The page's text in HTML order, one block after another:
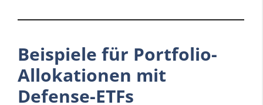
Beispiele für Portfolio-
Allokationen mit
Defense-ETFs